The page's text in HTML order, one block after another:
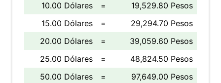
10.00 Dólares
=
19,529.80 Pesos
15.00 Dólares
=
29,294.70 Pesos
20.00 Dólares
=
39,059.60 Pesos
25.00 Dólares
=
48,824.50 Pesos
50.00 Dólares
=
97,649.00 Pesos